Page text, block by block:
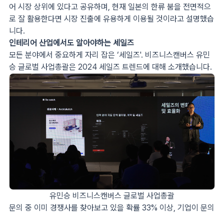
어 시장 상위에 있다고 공유하며, 현재 일본의 한류 붐을 전면적으
로 잘 활용한다면 시장 진출에 유용하게 이용될 것이라고 설명했습
니다.
인테리어 산업에서도 알아야하는 세일즈
모든 분야에서 중요하게 자리 잡은 ‘세일즈'. 비즈니스캔버스 유민
승 글로벌 사업총괄은 2024 세일즈 트렌드에 대해 소개했습니다.
유민승 비즈니스캔버스 글로벌 사업총괄
문의 중 이미 경쟁사를 찾아보고 있을 확률 33% 이상, 기업이 문의